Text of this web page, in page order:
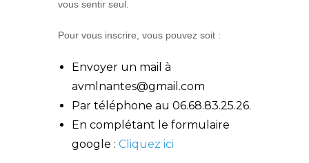
vous sentir seul.
Pour vous inscrire, vous pouvez soit :
Envoyer un mail à
avmlnantes@gmail.com
Par téléphone au 06.68.83.25.26.
En complétant le formulaire
google : Cliquez ici